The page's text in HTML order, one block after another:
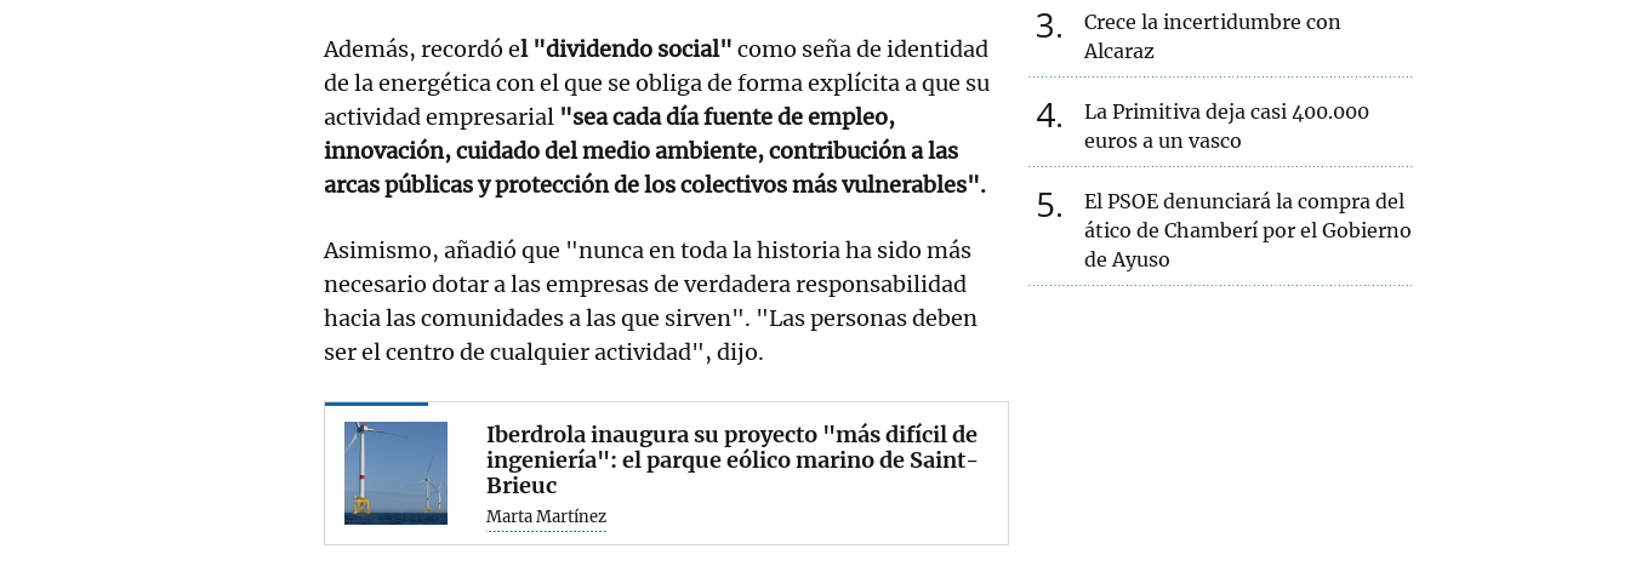
Además, recordó el "dividendo social" como seña de identidad
de la energética con el que se obliga de forma explícita a que su
actividad empresarial "sea cada día fuente de empleo,
innovación, cuidado del medio ambiente, contribución a las
arcas públicas y protección de los colectivos más vulnerables".
Asimismo, añadió que "nunca en toda la historia ha sido más
necesario dotar a las empresas de verdadera responsabilidad
hacia las comunidades a las que sirven". "Las personas deben
ser el centro de cualquier actividad", dijo.
Iberdrola inaugura su proyecto "más difícil de
ingeniería": el parque eólico marino de Saint-
Brieuc
Marta Martínez
3
Crece la incertidumbre con
Alcaraz
4
La Primitiva deja casi 400.000
euros a un vasco
5
El PSOE denunciará la compra del
ático de Chamberí por el Gobierno
de Ayuso